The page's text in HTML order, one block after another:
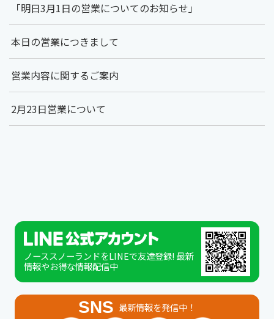
「明日3月1日の営業についてのお知らせ」
本日の営業につきまして
営業内容に関するご案内
2月23日営業について
ノーススノーランドをLINEで友達登録! 最新
情報やお得な情報配信中
SNS 最新情報を発信中！